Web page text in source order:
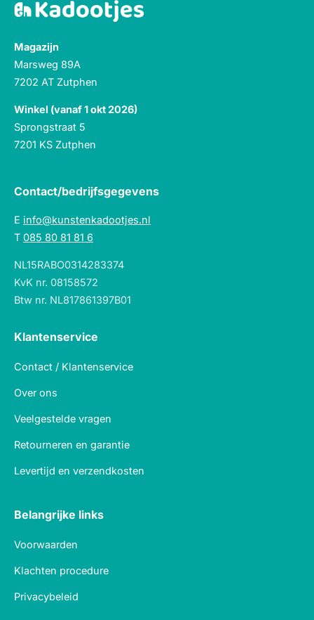
Magazijn
Marsweg 89A
7202 AT Zutphen
Winkel (vanaf 1 okt 2026)
Sprongstraat 5
7201 KS Zutphen
Contact/bedrijfsgegevens
E info@kunstenkadootjes.nl
T 085 80 81 81 6
NL15RABO0314283374
KvK nr. 08158572
Btw nr. NL817861397B01
Klantenservice
Contact / Klantenservice
Over ons
Veelgestelde vragen
Retourneren en garantie
Levertijd en verzendkosten
Belangrijke links
Voorwaarden
Klachten procedure
Privacybeleid